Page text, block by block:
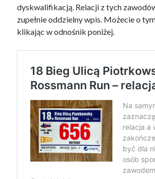
dyskwalifikacją. Relacji z tych
zupełnie oddzielny wpis. Możecie o
klikając w odnośnik poniżej.